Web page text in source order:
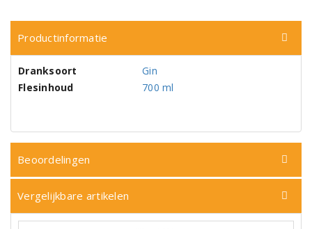
Productinformatie
Dranksoort
Gin
Flesinhoud
700 ml
Beoordelingen
Vergelijkbare artikelen